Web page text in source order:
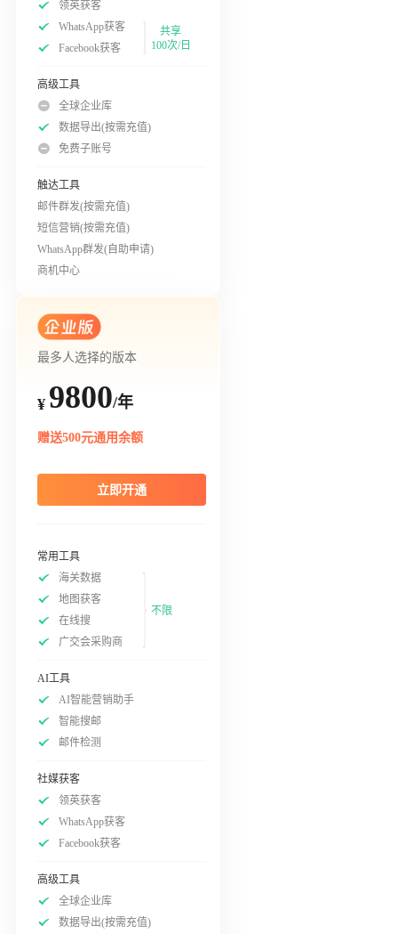
领英获客
WhatsApp获客
Facebook获客
共享
100次/日
高级工具
全球企业库
数据导出(按需充值)
免费子账号
触达工具
邮件群发(按需充值)
短信营销(按需充值)
WhatsApp群发(自助申请)
商机中心
最多人选择的版本
¥ 9800/年
赠送500元通用余额
立即开通
常用工具
海关数据
地图获客
在线搜
广交会采购商
不限
AI工具
AI智能营销助手
智能搜邮
邮件检测
社媒获客
领英获客
WhatsApp获客
Facebook获客
高级工具
全球企业库
数据导出(按需充值)